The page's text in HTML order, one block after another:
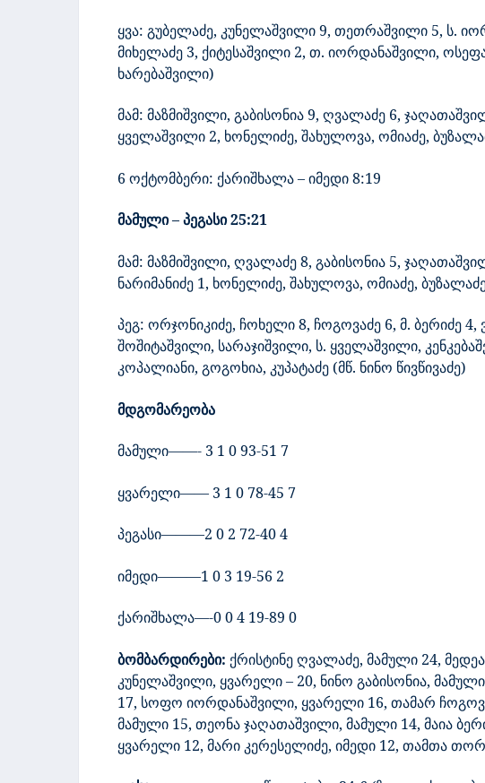
ყვა: გუბელაძე, კუნელაშვილი 9, თეთრაშვილი 5, ს.
მიხელაძე 3, ქიტესაშვილი 2, თ. იორდანაშვილი,
ხარებაშვილი)
მამ: მაზმიშვილი, გაბისონია 9, ღვალაძე 6,
ყველაშვილი 2, ხონელიძე, შახულოვა, ომიაძე,
6 ოქტომბერი: ქარიშხალა – იმედი8:19
მამული – პეგასი25:21
მამ: მაზმიშვილი, ღვალაძე 8, გაბისონია 5,
ნარიმანიძე 1, ხონელიძე, შახულოვა, ომიაძე,
პეგ: ორჯონიკიძე, ჩოხელი 8, ჩოგოვაძე 6, მ. ბერიძე 4,
შოშიტაშვილი, სარაჯიშვილი, ს. ყველაშვილი,
კოპალიანი, გოგოხია, კუპატაძე (მწ. ნინო წივწივაძე)
მდგომარეობა
მამული——- 3 1 093-51 7
ყვარელი—— 3 1 0 78-45 7
პეგასი———2 0 2 72-404
იმედი———1 0 3 19-56 2
ქარიშხალა—-004 19-89 0
ბომბარდირები: ქრისტინე ღვალაძე, მამული 24,
კუნელაშვილი, ყვარელი – 20, ნინო გაბისონია,
17, სოფო იორდანაშვილი, ყვარელი 16, თამარ
მამული 15, თეონა ჯაღათაშვილი, მამული 14, მაია
ყვარელი 12, მარი კერესელიძე, იმედი 12, თამთა